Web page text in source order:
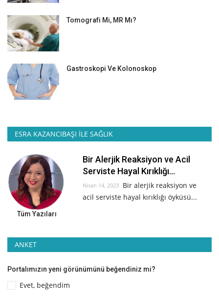
Tomografi Mi, MR Mı?
Gastroskopi Ve Kolonoskop
ESRA KAZANCIBAŞI İLE SAĞLIK
Bir Alerjik Reaksiyon ve Acil
Serviste Hayal Kırıklığı...
Nisan 14, 2023 Bir alerjik reaksiyon ve
acil serviste hayal kırıklığı öyküsü...
Tüm Yazıları
ANKET
Portalımızın yeni görünümünü beğendiniz mi?
Evet, beğendim